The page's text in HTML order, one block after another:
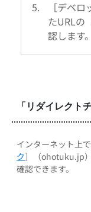
［デベ
たURLの
認します。
「リダイレクト
インターネット上
ク］（ohotuku.jp
確認できます。